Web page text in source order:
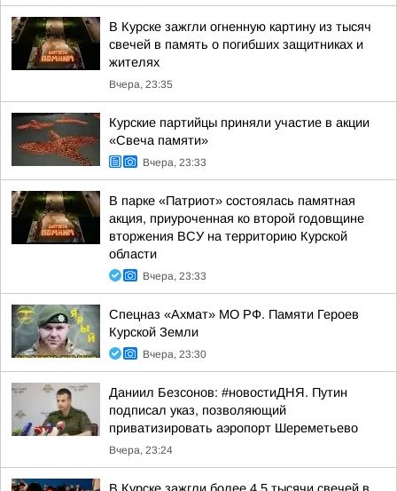
В Курске зажгли огненную картину из тысяч
свечей в память о погибших защитниках и
жителях
Вчера, 23:35
Курские партийцы приняли участие в акции
«Свеча памяти»
Вчера, 23:33
В парке «Патриот» состоялась памятная
акция, приуроченная ко второй годовщине
вторжения ВСУ на территорию Курской
области
Вчера, 23:33
Спецназ «Ахмат» МО РФ. Памяти Героев
Курской Земли
Вчера, 23:30
Даниил Безсонов: #новостиДНЯ. Путин
подписал указ, позволяющий
приватизировать аэропорт Шереметьево
Вчера, 23:24